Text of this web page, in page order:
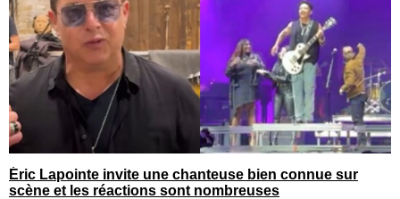
Éric Lapointe invite une chanteuse bien connue sur
scène et les réactions sont nombreuses